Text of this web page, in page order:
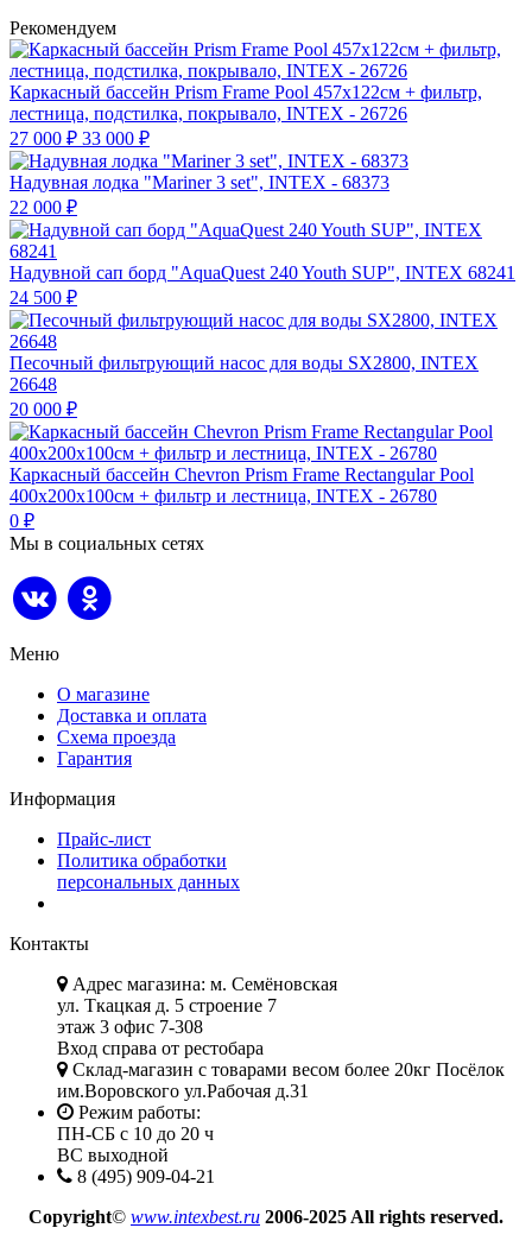
Рекомендуем
Каркасный бассейн Prism Frame Pool 457х122см + фильтр,
лестница, подстилка, покрывало, INTEX - 26726
27 000 ₽ 33 000 ₽
Надувная лодка "Mariner 3 set", INTEX - 68373
22 000 ₽
Надувной сап борд "AquaQuest 240 Youth SUP", INTEX 68241
24 500 ₽
Песочный фильтрующий насос для воды SX2800, INTEX
26648
20 000 ₽
Каркасный бассейн Chevron Prism Frame Rectangular Pool
400х200х100см + фильтр и лестница, INTEX - 26780
0 ₽
Мы в социальных сетях
Меню
О магазине
Доставка и оплата
Схема проезда
Гарантия
Информация
Прайс-лист
Политика обработки
персональных данных
Контакты
Адрес магазина: м. Семёновская
ул. Ткацкая д. 5 строение 7
этаж 3 офис 7-308
Вход справа от рестобара
Склад-магазин с товарами весом более 20кг Посёлок
им.Воровского ул.Рабочая д.31
Режим работы:
ПН-СБ с 10 до 20 ч
ВС выходной
8 (495) 909-04-21
Copyright© www.intexbest.ru 2006-2025 All rights reserved.